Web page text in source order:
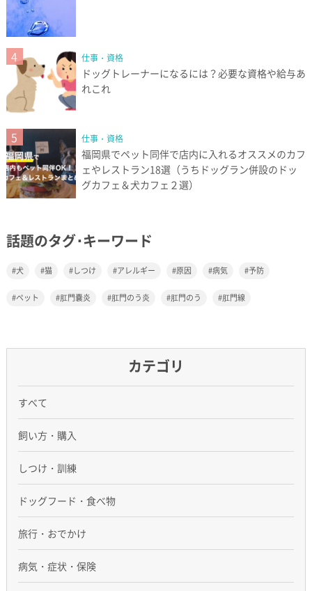
4 仕事・資格
ドッグトレーナーになるには？必要な資格や給与あ
れこれ
5 仕事・資格
福岡県でペット同伴で店内に入れるオススメのカフ
ェやレストラン18選（うちドッグラン併設のドッ
グカフェ＆犬カフェ２選）
話題のタグ･キーワード
犬 猫 しつけ アレルギー 原因 病気 予防
ペット 肛門嚢炎 肛門のう炎 肛門のう 肛門線
カテゴリ
すべて
飼い方・購入
しつけ・訓練
ドッグフード・食べ物
旅行・おでかけ
病気・症状・保険